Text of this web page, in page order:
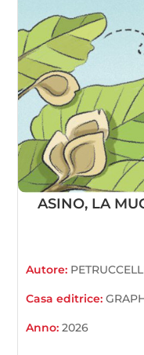
ASINO, LA
Autore:
Casa editrice:
Anno:2026